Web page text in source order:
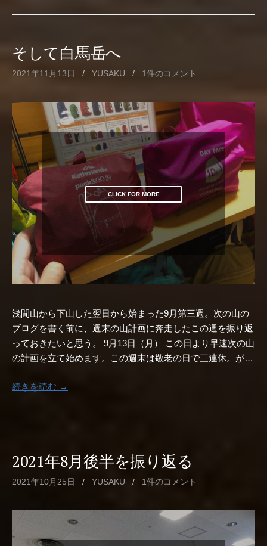
そして白馬岳へ
2021年11月13日 / YUSAKU / 1件のコメント
CLICK FOR MORE
浅間山から下山した翌日から始まった9月第三週。次の山の
ブログを書く前に、週末の山計画に奔走したこの週を振り返
っておきたいと思う。 9月13日（月） この日より早速次の山
の計画を立て始めます。この週末は敬老の日で三連休。が…
続きを読む →
2021年8月後半を振り返る
2021年10月25日 / YUSAKU / 1件のコメント